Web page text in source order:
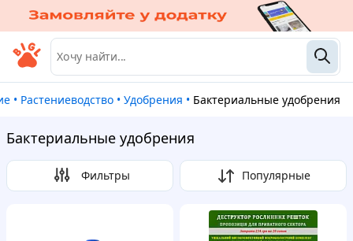
• Растениеводство • Удобрения • Бактериальные удобрения
Бактериальные удобрения
Фильтры Популярные